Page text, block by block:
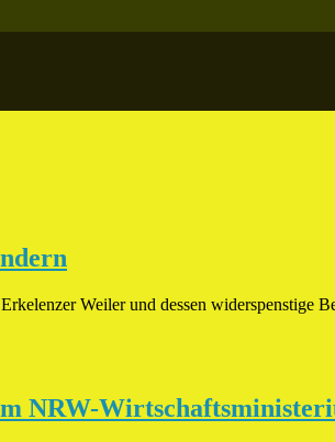
Weiler und dessen widerspenstige
NRW-